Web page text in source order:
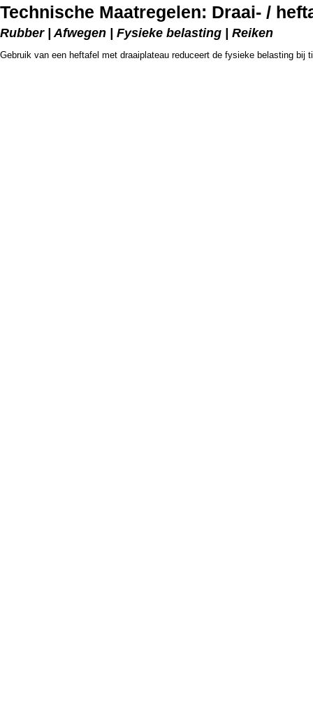
Technische Maatregelen: Draai- /
Rubber | Afwegen | Fysieke belasting | Reiken
Gebruik van een heftafel met draaiplateau reduceert de fysieke belasting bij